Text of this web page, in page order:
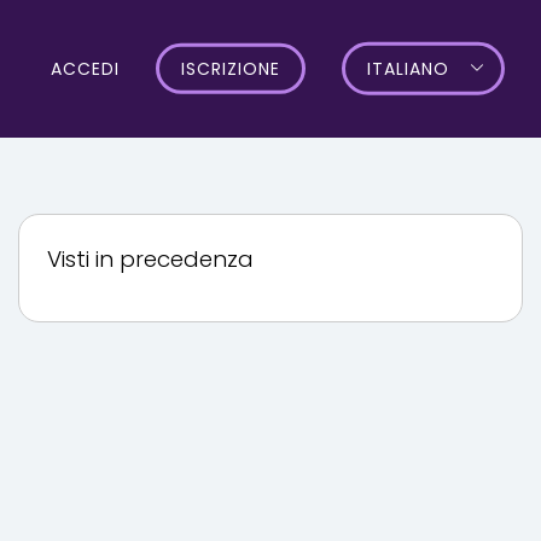
ACCEDI ISCRIZIONE ITALIANO
Visti in precedenza